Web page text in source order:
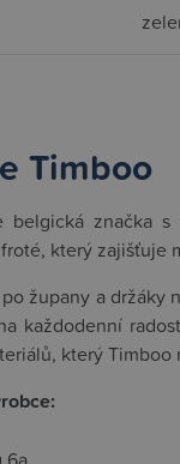
Timboo
belgická značka
který zajišťuje
župany a
každodenní
který Timboo